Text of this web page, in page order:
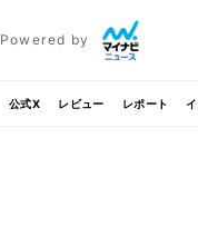
Powered by
公式X レビュー レポート